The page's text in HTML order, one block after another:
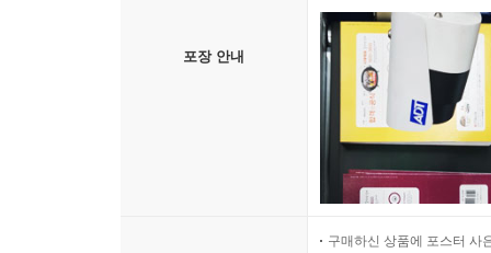
포장 안내
구매하신 상품에 포스터 사